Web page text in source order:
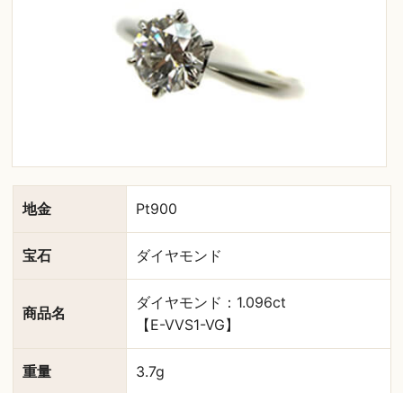
地金 Pt900
宝石 ダイヤモンド
商品名
ダイヤモンド：1.096ct
【E-VVS1-VG】
重量 3.7g